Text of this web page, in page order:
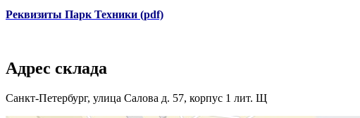
Реквизиты Парк Техники (pdf)
Адрес склада
Санкт-Петербург, улица Салова д. 57, корпус 1 лит. Щ